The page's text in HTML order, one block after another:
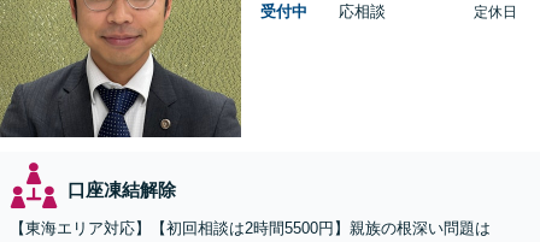
受付中
応相談
定休日
口座凍結解除
【東海エリア対応】【初回相談は2時間5500円】親族の根深い問題は